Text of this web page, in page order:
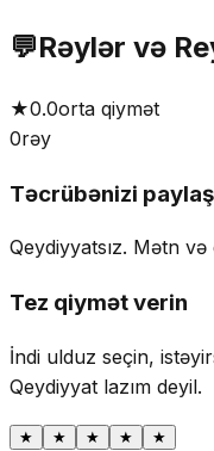
💬Rəylər və
★0.0orta qiymət
0rəy
Təcrübənizi
Qeydiyyatsız. Mətn
Tez qiymət verin
İndi ulduz seçin,
Qeydiyyat lazım deyil.
★ ★ ★ ★ ★